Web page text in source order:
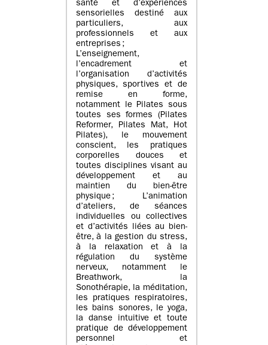
santé et d’expériences
sensorielles destiné aux
particuliers, aux
professionnels et aux
entreprises ;
L’enseignement,
l’encadrement et
l’organisation d’activités
physiques, sportives et de
remise en forme,
notamment le Pilates sous
toutes ses formes (Pilates
Reformer, Pilates Mat, Hot
Pilates), le mouvement
conscient, les pratiques
corporelles douces et
toutes disciplines visant au
développement et au
maintien du bien-être
physique ; L’animation
d’ateliers, de séances
individuelles ou collectives
et d’activités liées au bien-
être, à la gestion du stress,
à la relaxation et à la
régulation du système
nerveux, notamment le
Breathwork, la
Sonothérapie, la méditation,
les pratiques respiratoires,
les bains sonores, le yoga,
la danse intuitive et toute
pratique de développement
personnel et